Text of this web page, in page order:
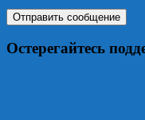
Остерегайтесь